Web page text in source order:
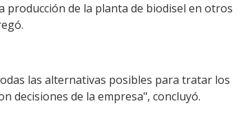
producción de la planta de biodisel en otros
las alternativas posibles para tratar los
decisiones de la empresa", concluyó.